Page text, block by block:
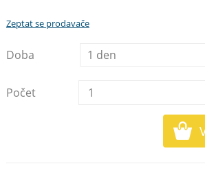
Zeptat se prodavače
Doba
Počet